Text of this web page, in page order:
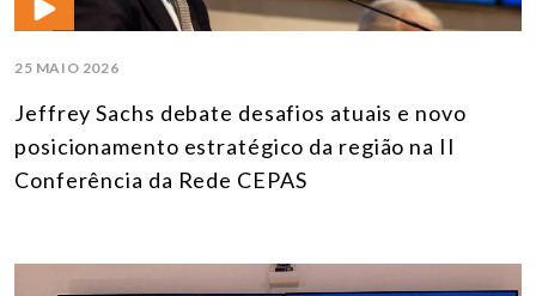
25 MAIO 2026
Jeffrey Sachs debate desafios atuais e novo
posicionamento estratégico da região na II
Conferência da Rede CEPAS